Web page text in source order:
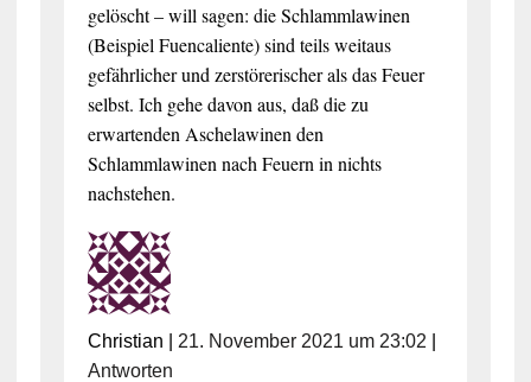
gelöscht – will sagen: die Schlammlawinen
(Beispiel Fuencaliente) sind teils weitaus
gefährlicher und zerstörerischer als das Feuer
selbst. Ich gehe davon aus, daß die zu
erwartenden Aschelawinen den
Schlammlawinen nach Feuern in nichts
nachstehen.
Christian 21. November 2021 um 23:02
Antworten